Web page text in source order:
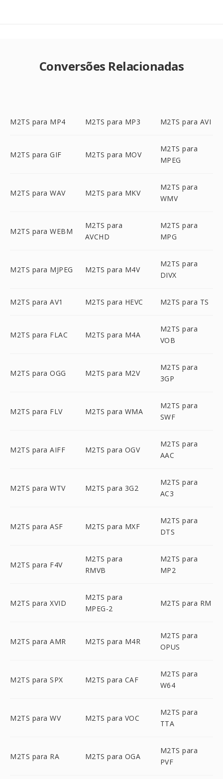
Conversões Relacionadas
M2TS para MP4 M2TS para MP3 M2TS para AVI
M2TS para GIF M2TS para MOV
M2TS para
MPEG
M2TS para WAV M2TS para MKV
M2TS para
WMV
M2TS para WEBM
M2TS para
AVCHD
M2TS para
MPG
M2TS para MJPEG M2TS para M4V
M2TS para
DIVX
M2TS para AV1 M2TS para HEVC M2TS para TS
M2TS para FLAC M2TS para M4A
M2TS para
VOB
M2TS para OGG M2TS para M2V
M2TS para
3GP
M2TS para FLV M2TS para WMA
M2TS para
SWF
M2TS para AIFF M2TS para OGV
M2TS para
AAC
M2TS para WTV M2TS para 3G2
M2TS para
AC3
M2TS para ASF M2TS para MXF
M2TS para
DTS
M2TS para F4V
M2TS para
RMVB
M2TS para
MP2
M2TS para XVID
M2TS para
MPEG-2
M2TS para RM
M2TS para AMR M2TS para M4R
M2TS para
OPUS
M2TS para SPX M2TS para CAF
M2TS para
W64
M2TS para WV M2TS para VOC
M2TS para
TTA
M2TS para RA M2TS para OGA
M2TS para
PVF